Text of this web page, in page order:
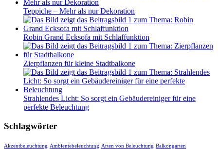
Teppiche – Mehr als nur Dekoration
Robin Grand Ecksofa mit Schlaffunktion
Zierpflanzen für kleine Stadtbalkone
Strahlendes Licht: So sorgt ein Gebäudereiniger für eine
perfekte Beleuchtung
Schlagwörter
Akzentbeleuchtung Ambientebeleuchtung Arten von Beleuchtung Balkongarten